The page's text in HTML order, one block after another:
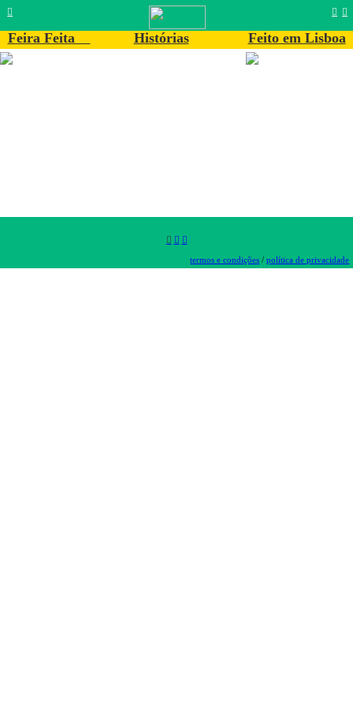
︎ ︎ ︎
Feira Feita Histórias Feito em Lisboa
termos e condições /política de privacidade
︎ ︎ ︎